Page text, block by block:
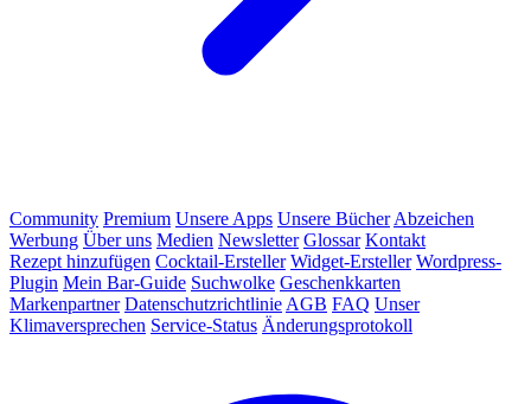
Community Premium Unsere Apps Unsere Bücher Abzeichen
Werbung Über uns Medien Newsletter Glossar Kontakt
Rezept hinzufügen Cocktail-Ersteller Widget-Ersteller Wordpress-
Plugin Mein Bar-Guide Suchwolke Geschenkkarten
Markenpartner Datenschutzrichtlinie AGB FAQ Unser
Klimaversprechen Service-Status Änderungsprotokoll